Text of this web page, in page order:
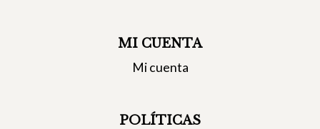
MI CUENTA
Mi cuenta
POLÍTICAS